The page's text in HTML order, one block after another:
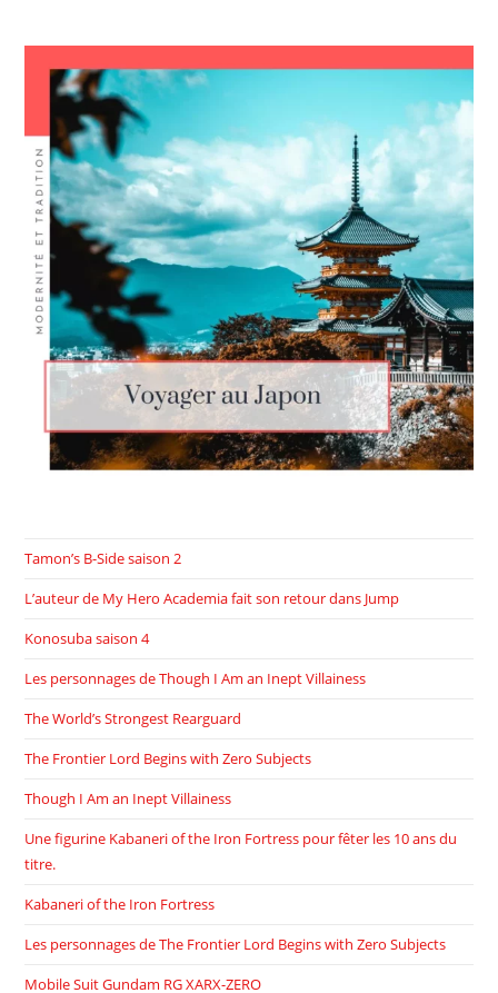
Tamon’s B-Side saison 2
L’auteur de My Hero Academia fait son retour dans Jump
Konosuba saison 4
Les personnages de Though I Am an Inept Villainess
The World’s Strongest Rearguard
The Frontier Lord Begins with Zero Subjects
Though I Am an Inept Villainess
Une figurine Kabaneri of the Iron Fortress pour fêter les 10 ans du
titre.
Kabaneri of the Iron Fortress
Les personnages de The Frontier Lord Begins with Zero Subjects
Mobile Suit Gundam RG XARX-ZERO